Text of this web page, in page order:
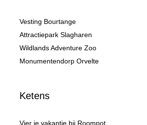
Vesting Bourtange
Attractiepark Slagharen
Wildlands Adventure Zoo
Monumentendorp Orvelte
Ketens
Vier je vakantie bij Roompot